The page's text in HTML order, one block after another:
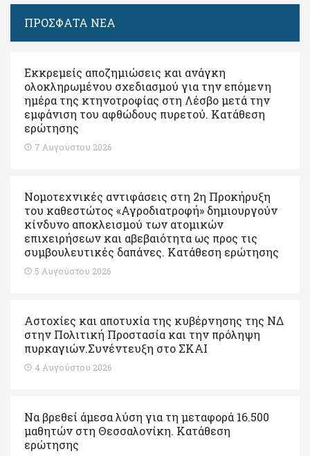
ΠΡΟΣΦΑΤΑ ΝΕΑ
Εκκρεμείς αποζημιώσεις και ανάγκη
ολοκληρωμένου σχεδιασμού για την επόμενη
ημέρα της κτηνοτροφίας στη Λέσβο μετά την
εμφάνιση του αφθώδους πυρετού. Kατάθεση
ερώτησης
7 Αυγούστου 2026
Νομοτεχνικές αντιφάσεις στη 2η Προκήρυξη
του καθεστώτος «Αγροδιατροφή» δημιουργούν
κίνδυνο αποκλεισμού των ατομικών
επιχειρήσεων και αβεβαιότητα ως προς τις
συμβουλευτικές δαπάνες. Κατάθεση ερώτησης
5 Αυγούστου 2026
Αστοχίες και αποτυχία της κυβέρνησης της ΝΔ
στην Πολιτική Προστασία και την πρόληψη
πυρκαγιών.Συνέντευξη στο ΣΚΑΙ
4 Αυγούστου 2026
Να βρεθεί άμεσα λύση για τη μεταφορά 16.500
μαθητών στη Θεσσαλονίκη. Κατάθεση
ερώτησης